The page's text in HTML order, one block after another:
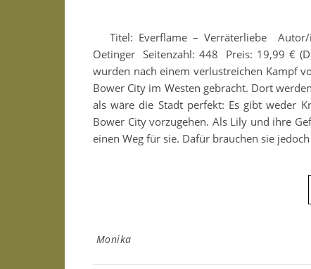
Titel: Everflame – Verräterliebe Autor/
Oetinger Seitenzahl: 448 Preis: 19,99 €
wurden nach einem verlustreichen Kampf
Bower City im Westen gebracht. Dort
als wäre die Stadt perfekt: Es gibt weder
Bower City vorzugehen. Als Lily und ihre
einen Weg für sie. Dafür brauchen sie
Monika